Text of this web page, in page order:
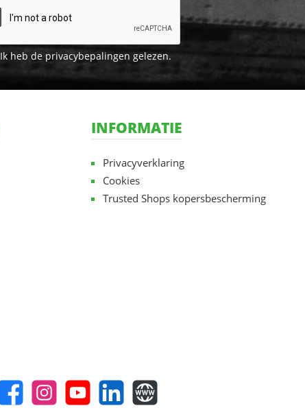
Ik heb de privacybepalingen gelezen.
INFORMATIE
Privacyverklaring
Cookies
Trusted Shops kopersbescherming